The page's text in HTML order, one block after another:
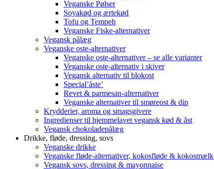
Veganske Pølser
Soyakød og ærtekød
Tofu og Tempeh
Veganske Fiske-alternativer
Vegansk pålæg
Veganske oste-alternativer
Veganske oste-alternativer – se alle varianter
Veganske oste-alternativ i skiver
Vegansk alternativ til blokost
Special’åste’
Revet & parmesan-alternativer
Veganske alternativer til smøreost & dip
Krydderier, aroma og smagsgivere
Ingredienser til hjemmelavet vegansk kød & åst
Vegansk chokoladepålæg
Drikke, fløde, dressing, sovs
Veganske drikke
Veganske fløde-alternativer, kokosfløde & kokosmælk
Vegansk sovs, dressing & mayonnaise